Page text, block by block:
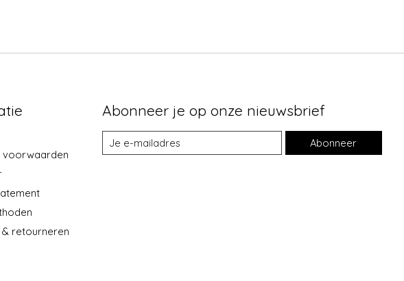
voorwaarden
retourneren
Abonneer je op onze nieuwsbrief
Abonneer